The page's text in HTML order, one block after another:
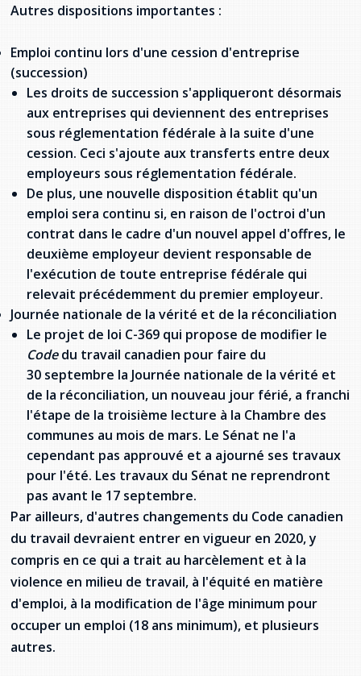
Autres dispositions importantes :
Emploi continu lors d'une cession d'entreprise
(succession)
Les droits de succession s'appliqueront désormais
aux entreprises qui deviennent des entreprises
sous réglementation fédérale à la suite d'une
cession. Ceci s'ajoute aux transferts entre deux
employeurs sous réglementation fédérale.
De plus, une nouvelle disposition établit qu'un
emploi sera continu si, en raison de l'octroi d'un
contrat dans le cadre d'un nouvel appel d'offres, le
deuxième employeur devient responsable de
l'exécution de toute entreprise fédérale qui
relevait précédemment du premier employeur.
Journée nationale de la vérité et de la réconciliation
Le projet de loi C-369 qui propose de modifier le
Codedu travail canadien pour faire du
30 septembre la Journée nationale de la vérité et
de la réconciliation, un nouveau jour férié, a franchi
l'étape de la troisième lecture à la Chambre des
communes au mois de mars. Le Sénat ne l'a
cependant pas approuvé et a ajourné ses travaux
pour l'été. Les travaux du Sénat ne reprendront
pas avant le 17 septembre.
Par ailleurs, d'autres changements du Code canadien
du travail devraient entrer en vigueur en 2020, y
compris en ce qui a trait au harcèlement et à la
violence en milieu de travail, à l'équité en matière
d'emploi, à la modification de l'âge minimum pour
occuper un emploi (18 ans minimum), et plusieurs
autres.